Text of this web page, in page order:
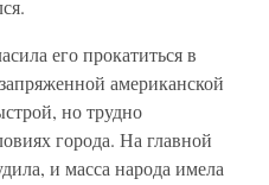
его прокатиться в
американской
но трудно
города. На главной
и масса народа имела